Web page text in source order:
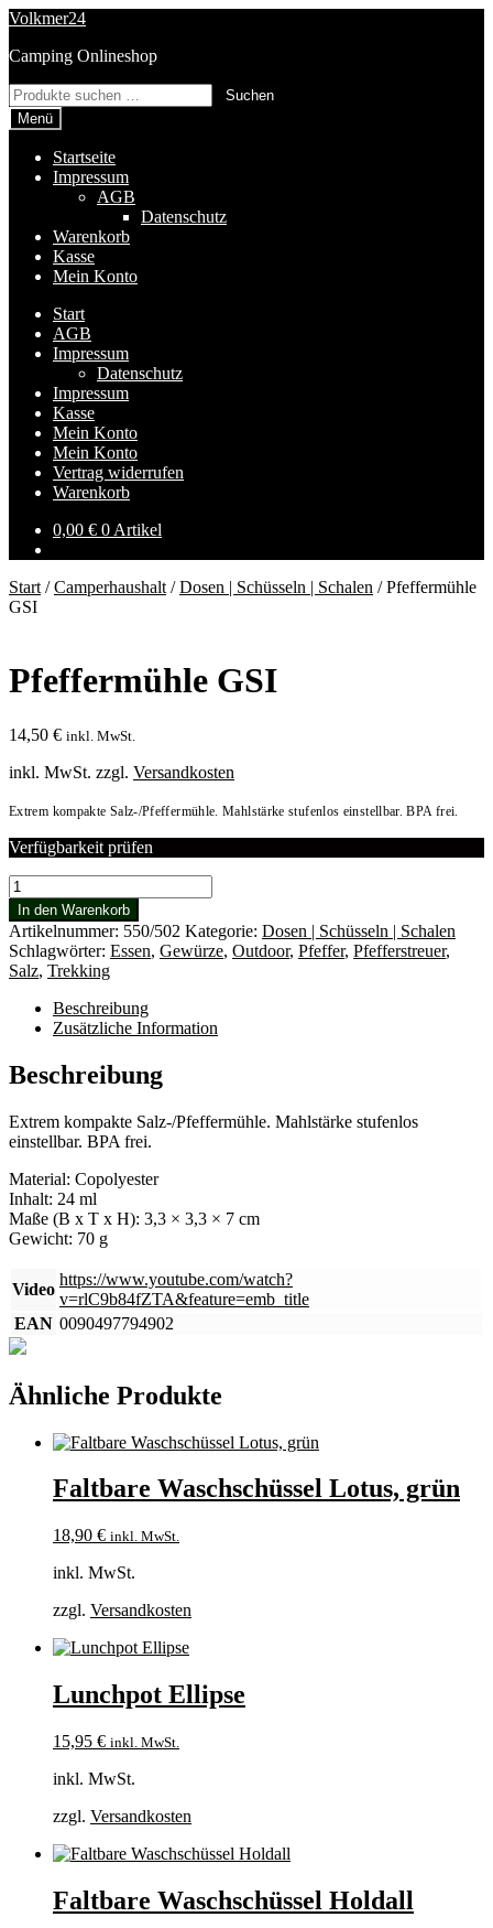
Zur
springen
Zum
springen
Volkmer24
Camping Onlineshop
Suchen
nach:
Suchen
Menü
Startseite
Impressum
AGB
Datenschutz
Warenkorb
Kasse
Mein Konto
Start
AGB
Impressum
Datenschutz
Impressum
Kasse
Mein Konto
Mein Konto
Vertrag widerrufen
Warenkorb
0,00 € 0 Artikel
Start /Camperhaushalt /Dosen | Schüsseln | Schalen /Pfeffermühle
GSI
Pfeffermühle GSI
14,50 € inkl. MwSt.
inkl. MwSt. zzgl. Versandkosten
Extrem kompakte Salz-/Pfeffermühle. Mahlstärke stufenlos einstellbar. BPA frei.
Verfügbarkeit prüfen
Pfeffermühle
GSI
Menge
In den Warenkorb
Artikelnummer: 550/502 Kategorie: Dosen | Schüsseln | Schalen
Schlagwörter: Essen, Gewürze, Outdoor, Pfeffer, Pfefferstreuer,
Salz, Trekking
Beschreibung
Zusätzliche Information
Beschreibung
Extrem kompakte Salz-/Pfeffermühle. Mahlstärke stufenlos
einstellbar. BPA frei.
Material: Copolyester
Inhalt: 24 ml
Maße (B x T x H): 3,3 × 3,3 × 7 cm
Gewicht: 70 g
Video
https://www.youtube.com/watch?
v=rlC9b84fZTA&feature=emb_title
EAN 0090497794902
Ähnliche Produkte
Faltbare Waschschüssel Lotus, grün
18,90 € inkl. MwSt.
inkl. MwSt.
zzgl. Versandkosten
Lunchpot Ellipse
15,95 € inkl. MwSt.
inkl. MwSt.
zzgl. Versandkosten
Faltbare Waschschüssel Holdall